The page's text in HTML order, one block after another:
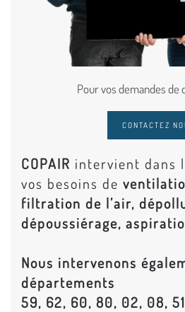
Pour vos demandes de
CONTACTEZ
COPAIR intervient dans
vos besoins de
filtration de l’air,
dépoussiérage,
Nous intervenons
départements
59, 62, 60, 80, 02, 08, 51